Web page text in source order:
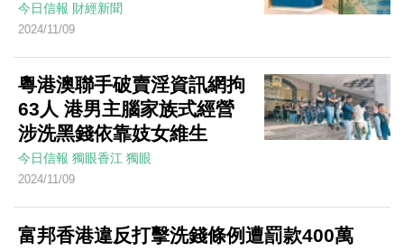
今日信報 財經新聞
2024/11/09
粵港澳聯手破賣淫資訊網拘
63人 港男主腦家族式經營
涉洗黑錢依靠妓女維生
今日信報 獨眼香江 獨眼
2024/11/09
富邦香港違反打擊洗錢條例遭罰款400萬